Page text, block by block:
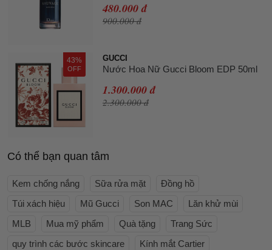
480.000 đ
900.000 đ
43%
OFF
GUCCI
Nước Hoa Nữ Gucci Bloom EDP 50ml
1.300.000 đ
2.300.000 đ
Có thể bạn quan tâm
Kem chống nắng Sữa rửa mặt
Đồng hồ
Túi xách hiệu
Mũ Gucci Son MAC
Lăn khử mùi
MLB
Mua mỹ phẩm Quà tặng
Trang Sức
quy trình các bước skincare
Kính mắt Cartier